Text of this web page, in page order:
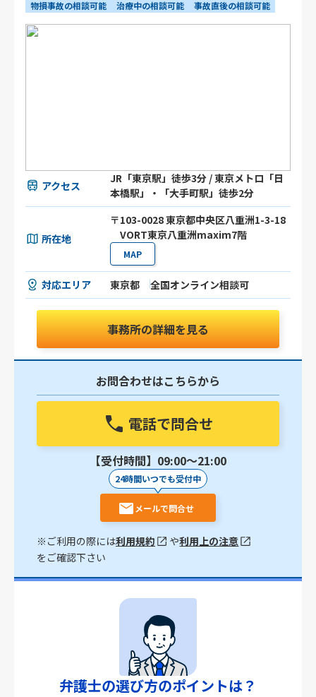
物損事故の相談可能 治療中の相談可能 事故直後の相談可能
アクセス
JR「東京駅」徒歩3分 / 東京メトロ「日
本橋駅」・「大手町駅」徒歩2分
所在地
〒103-0028 東京都中央区八重洲1-3-18
VORT東京八重洲maxim7階
MAP
対応エリア 東京都 全国オンライン相談可
事務所の詳細を見る
お問合わせはこちらから
電話で問合せ
【受付時間】09:00〜21:00
24時間いつでも受付中
メールで問合せ
※ご利用の際には利用規約 や利用上の注意
をご確認下さい
弁護士の選び方のポイントは？